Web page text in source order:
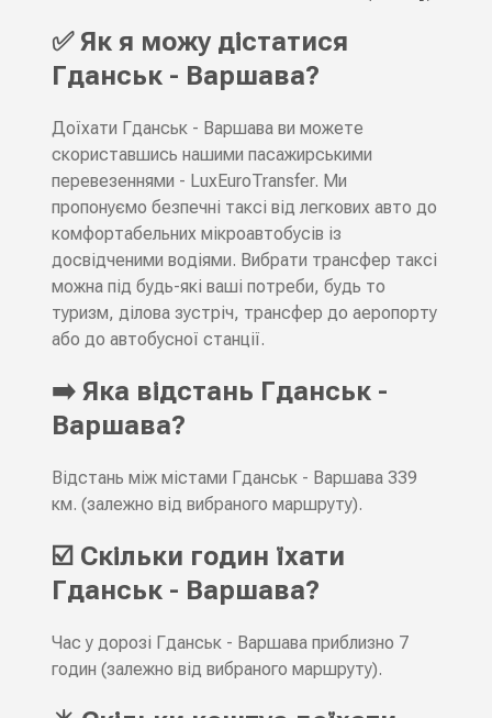
✅ Як я можу дістатися
Гданськ - Варшава?
Доїхати Гданськ - Варшава ви можете
скориставшись нашими пасажирськими
перевезеннями - LuxEuroTransfer. Ми
пропонуємо безпечні таксі від легкових авто до
комфортабельних мікроавтобусів із
досвідченими водіями. Вибрати трансфер таксі
можна під будь-які ваші потреби, будь то
туризм, ділова зустріч, трансфер до аеропорту
або до автобусної станції.
➡️ Яка відстань Гданськ -
Варшава?
Відстань між містами Гданськ - Варшава 339
км. (залежно від вибраного маршруту).
☑️ Скільки годин їхати
Гданськ - Варшава?
Час у дорозі Гданськ - Варшава приблизно 7
годин (залежно від вибраного маршруту).